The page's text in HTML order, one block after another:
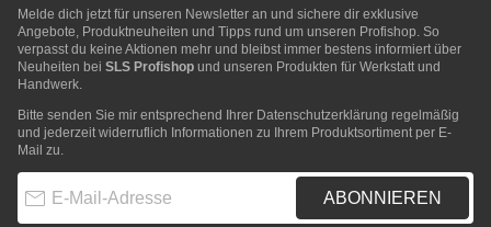
Melde dich jetzt für unseren Newsletter an und sichere dir exklusive
Angebote, Produktneuheiten und Tipps rund um unseren Profishop. So
verpasst du keine Aktionen mehr und bleibst immer bestens informiert über
Neuheiten bei SLS Profishop und unseren Produkten für Werkstatt und
Handwerk.
Bitte senden Sie mir entsprechend Ihrer Datenschutzerklärung regelmäßig
und jederzeit widerruflich Informationen zu Ihrem Produktsortiment per E-
Mail zu.
ABONNIEREN